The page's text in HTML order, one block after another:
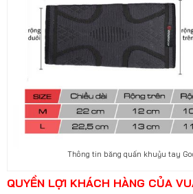
Thông tin băng quấn khuỷu tay
QUYỀN LỢI KHÁCH HÀNG CỦA